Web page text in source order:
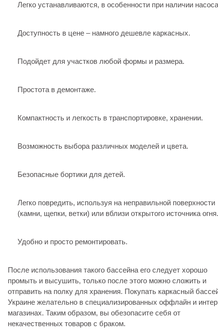
Легко устанавливаются, в особенности при наличии
Доступность в цене – намного дешевле каркасных.
Подойдет для участков любой формы и размера.
Простота в демонтаже.
Компактность и легкость в транспортировке, хранении.
Возможность выбора различных моделей и цвета.
Безопасные бортики для детей.
Легко повредить, используя на неправильной поверхности
(камни, щепки, ветки) или вблизи открытого источника огня.
Удобно и просто ремонтировать.
После использования такого бассейна его следует хорошо
промыть и высушить, только после этого можно сложить и
отправить на полку для хранения. Покупать каркасный
Украине желательно в специализированных оффлайн и
магазинах. Таким образом, вы обезопасите себя от
некачественных товаров с браком.